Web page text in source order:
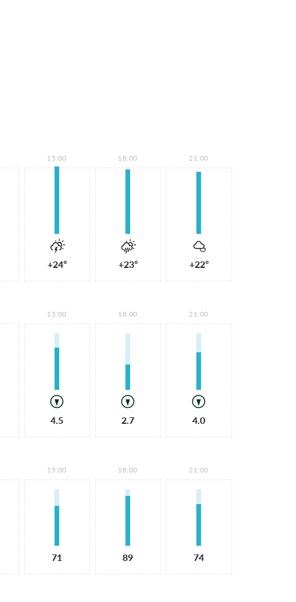
15:00
+24°
18:00
+23°
21:00
+22°
15:00
4.5
18:00
2.7
21:00
4.0
15:00
71
18:00
89
21:00
74